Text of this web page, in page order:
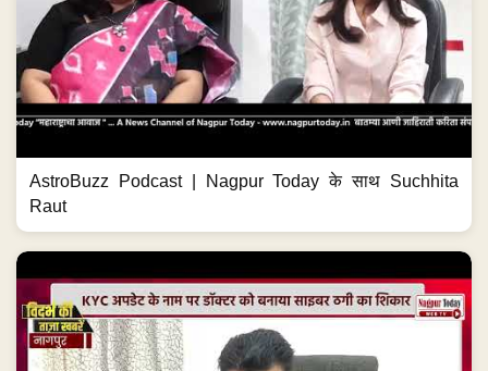
AstroBuzz Podcast | Nagpur Today के साथ Suchhita
Raut